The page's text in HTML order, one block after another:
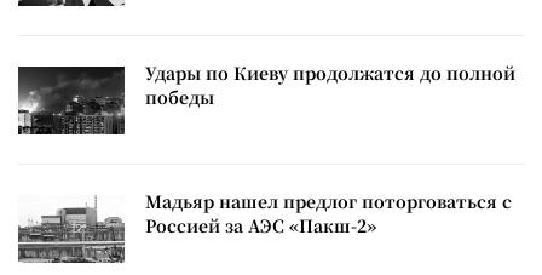
Удары по Киеву продолжатся до полной
победы
Мадьяр нашел предлог поторговаться с
Россией за АЭС «Пакш-2»